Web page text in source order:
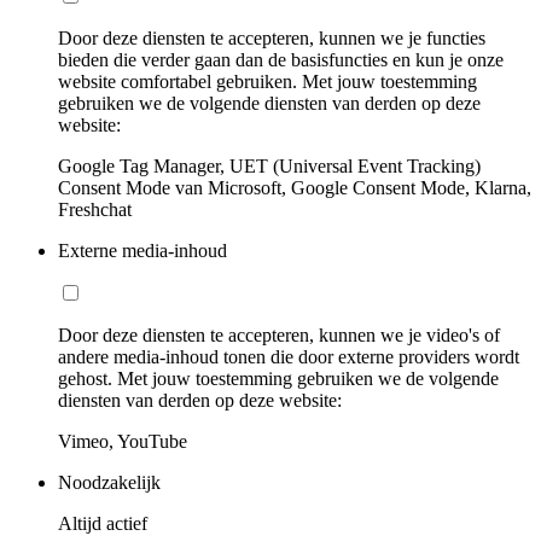
Door deze diensten te accepteren, kunnen we je functies
bieden die verder gaan dan de basisfuncties en kun je onze
website comfortabel gebruiken. Met jouw toestemming
gebruiken we de volgende diensten van derden op deze
website:
Google Tag Manager, UET (Universal Event Tracking)
Consent Mode van Microsoft, Google Consent Mode, Klarna,
Freshchat
Externe media-inhoud
Door deze diensten te accepteren, kunnen we je video's of
andere media-inhoud tonen die door externe providers wordt
gehost. Met jouw toestemming gebruiken we de volgende
diensten van derden op deze website:
Vimeo, YouTube
Noodzakelijk
Altijd actief